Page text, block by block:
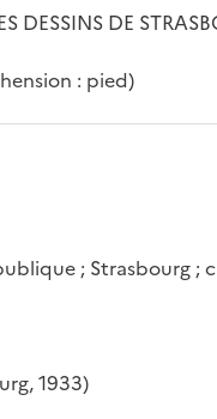
DESSINS DE
: pied)
; Strasbourg ;
1933)